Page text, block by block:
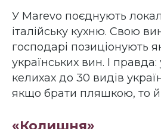
У Marevo поєднують
італійську кухню. Свою
господарі позиціонують
українських вин. І
келихах до 30 видів
якщо брати пляшкою, то й
«Колишня»